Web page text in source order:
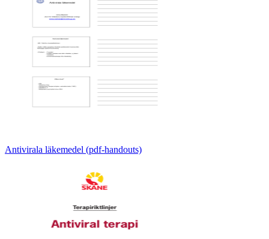
Antivirala läkemedel (pdf-handouts)